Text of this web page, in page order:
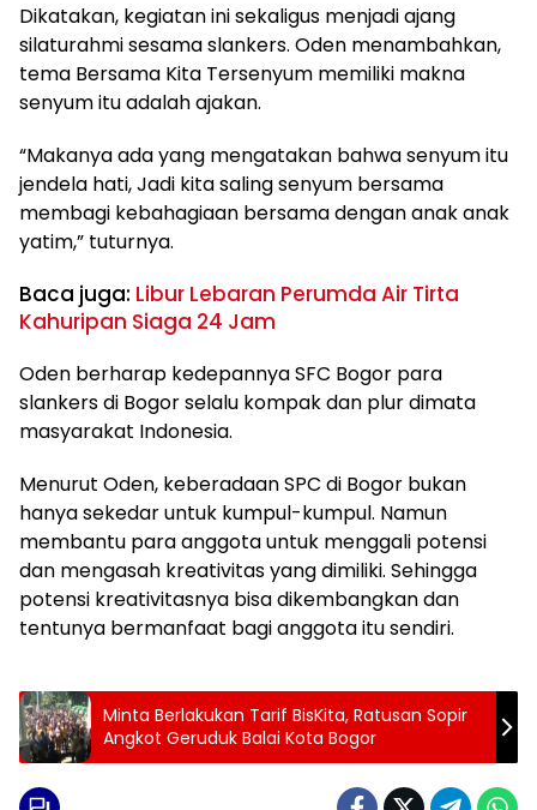
Dikatakan, kegiatan ini sekaligus menjadi ajang
silaturahmi sesama slankers. Oden menambahkan,
tema Bersama Kita Tersenyum memiliki makna
senyum itu adalah ajakan.
“Makanya ada yang mengatakan bahwa senyum itu
jendela hati, Jadi kita saling senyum bersama
membagi kebahagiaan bersama dengan anak anak
yatim,” tuturnya.
Baca juga: Libur Lebaran Perumda Air Tirta
Kahuripan Siaga 24 Jam
Oden berharap kedepannya SFC Bogor para
slankers di Bogor selalu kompak dan plur dimata
masyarakat Indonesia.
Menurut Oden, keberadaan SPC di Bogor bukan
hanya sekedar untuk kumpul-kumpul. Namun
membantu para anggota untuk menggali potensi
dan mengasah kreativitas yang dimiliki. Sehingga
potensi kreativitasnya bisa dikembangkan dan
tentunya bermanfaat bagi anggota itu sendiri.
Minta Berlakukan Tarif BisKita, Ratusan Sopir
Angkot Geruduk Balai Kota Bogor